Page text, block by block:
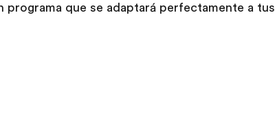
que se adaptará perfectamente a tus